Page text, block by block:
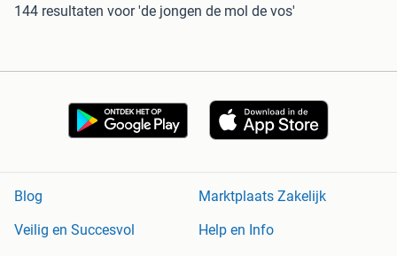
144 resultaten voor 'de jongen de mol de vos'
Blog
Marktplaats Zakelijk
Veilig en Succesvol
Help en Info